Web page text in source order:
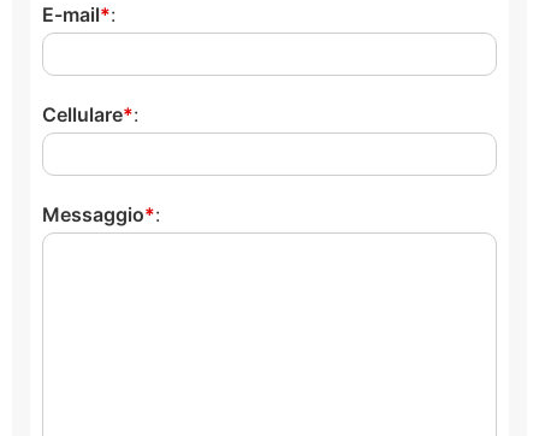
E-mail :
Cellulare :
Messaggio :